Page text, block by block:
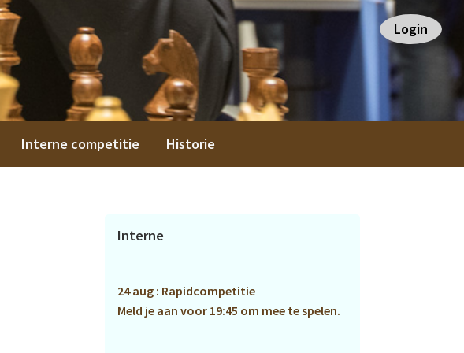
Login
Interne competitie Historie
Primaire
Interne
24 aug : Rapidcompetitie
Meld je aan voor 19:45 om mee te spelen.